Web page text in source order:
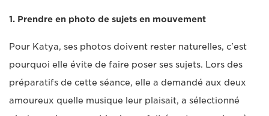
1. Prendre en photo de sujets en mouvement
Pour Katya, ses photos doivent rester naturelles, c'est
pourquoi elle évite de faire poser ses sujets. Lors des
préparatifs de cette séance, elle a demandé aux deux
amoureux quelle musique leur plaisait, a sélectionné